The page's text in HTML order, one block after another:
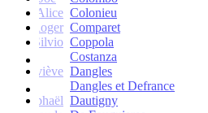
Alice Colonieu
Roger Comparet
Silvio Coppola
Costanza
Geneviève Dangles
Dangles et Defrance
Raphaël Dautigny